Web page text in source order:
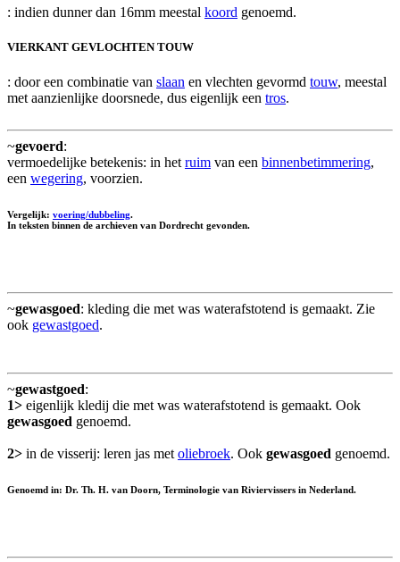
: indien dunner dan 16mm meestal koord genoemd.
VIERKANT GEVLOCHTEN TOUW
: door een combinatie van slaan en vlechten gevormd touw, meestal
met aanzienlijke doorsnede, dus eigenlijk een tros.
~gevoerd:
vermoedelijke betekenis: in het ruim van een binnenbetimmering,
een wegering, voorzien.
Vergelijk: voering/dubbeling.
In teksten binnen de archieven van Dordrecht gevonden.
~gewasgoed: kleding die met was waterafstotend is gemaakt. Zie
ook gewastgoed.
~gewastgoed:
1> eigenlijk kledij die met was waterafstotend is gemaakt. Ook
gewasgoed genoemd.
2> in de visserij: leren jas met oliebroek. Ook gewasgoed genoemd.
Genoemd in: Dr. Th. H. van Doorn, Terminologie van Riviervissers in Nederland.